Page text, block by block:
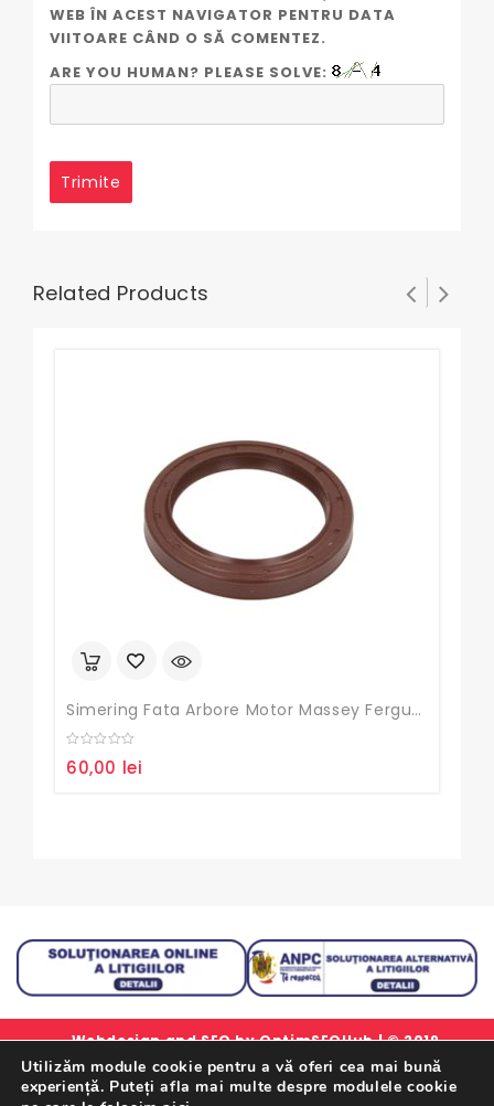
WEB ÎN ACEST NAVIGATOR PENTRU DATA
VIITOARE CÂND O SĂ COMENTEZ.
ARE YOU HUMAN? PLEASE SOLVE:
Related Products
Simering Fata Arbore Motor Massey Ferguson
out
60,00 lei
Webdesign and SEO byOptimSEOHub| © 2019
simlorex.ro - Toate drepturile rezervate.
Formular Retur Garantii
Certificat Garantie
Utilizăm module cookie pentru a vă oferi cea mai bună
experiență. Puteți afla mai multe despre modulele cookie